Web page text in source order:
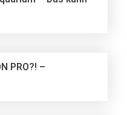
PRO?! –